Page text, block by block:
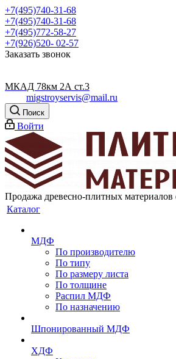
+7(495)740-31-68
+7(495)740-31-68
+7(495)772-58-27
+7(926)520- 02-57
Заказать звонок
МКАД 78км 2А ст.3
migstroyservis@mail.ru
Поиск
Войти
Продажа древесно-плитных
Каталог
МДФ
По производителю
По типу
По размеру листа
По толщине
Распил МДФ
По назначению
Шпонированный МДФ
ХДФ